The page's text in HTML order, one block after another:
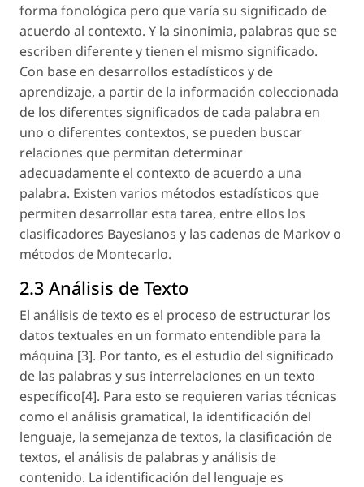
forma fonológica pero que varía su significado de
acuerdo al contexto. Y la sinonimia, palabras que se
escriben diferente y tienen el mismo significado.
Con base en desarrollos estadísticos y de
aprendizaje, a partir de la información coleccionada
de los diferentes significados de cada palabra en
uno o diferentes contextos, se pueden buscar
relaciones que permitan determinar
adecuadamente el contexto de acuerdo a una
palabra. Existen varios métodos estadísticos que
permiten desarrollar esta tarea, entre ellos los
clasificadores Bayesianos y las cadenas de Markov o
métodos de Montecarlo.
2.3 Análisis de Texto
El análisis de texto es el proceso de estructurar los
datos textuales en un formato entendible para la
máquina [3]. Por tanto, es el estudio del significado
de las palabras y sus interrelaciones en un texto
específico[4]. Para esto se requieren varias técnicas
como el análisis gramatical, la identificación del
lenguaje, la semejanza de textos, la clasificación de
textos, el análisis de palabras y análisis de
contenido. La identificación del lenguaje es